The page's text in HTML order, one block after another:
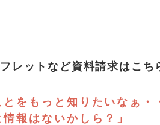
レットなど資料請求はこち
とをもっと知りたいなぁ・
情報はないかしら？」